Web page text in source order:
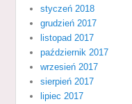
styczeń 2018
grudzień 2017
listopad 2017
październik 2017
wrzesień 2017
sierpień 2017
lipiec 2017